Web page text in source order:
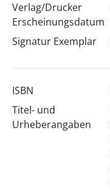
Verlag/Drucker
Erscheinungsdatum
Signatur Exemplar
ISBN
Titel- und
Urheberangaben